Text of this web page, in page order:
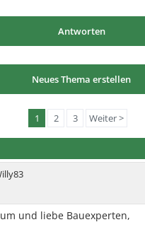
Antworten
Neues Thema erstellen
1 2 3 Weiter >
und liebe Bauexperten,